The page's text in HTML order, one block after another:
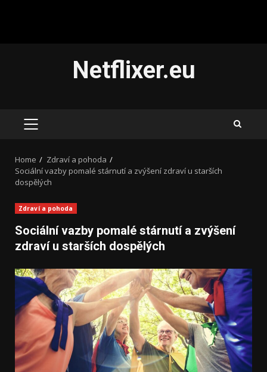
Netflixer.eu
PRIMARY
Home
Zdraví a pohoda
Sociální vazby pomalé stárnutí a zvýšení zdraví u starších
dospělých
Zdraví a pohoda
Sociální vazby pomalé stárnutí a zvýšení
zdraví u starších dospělých